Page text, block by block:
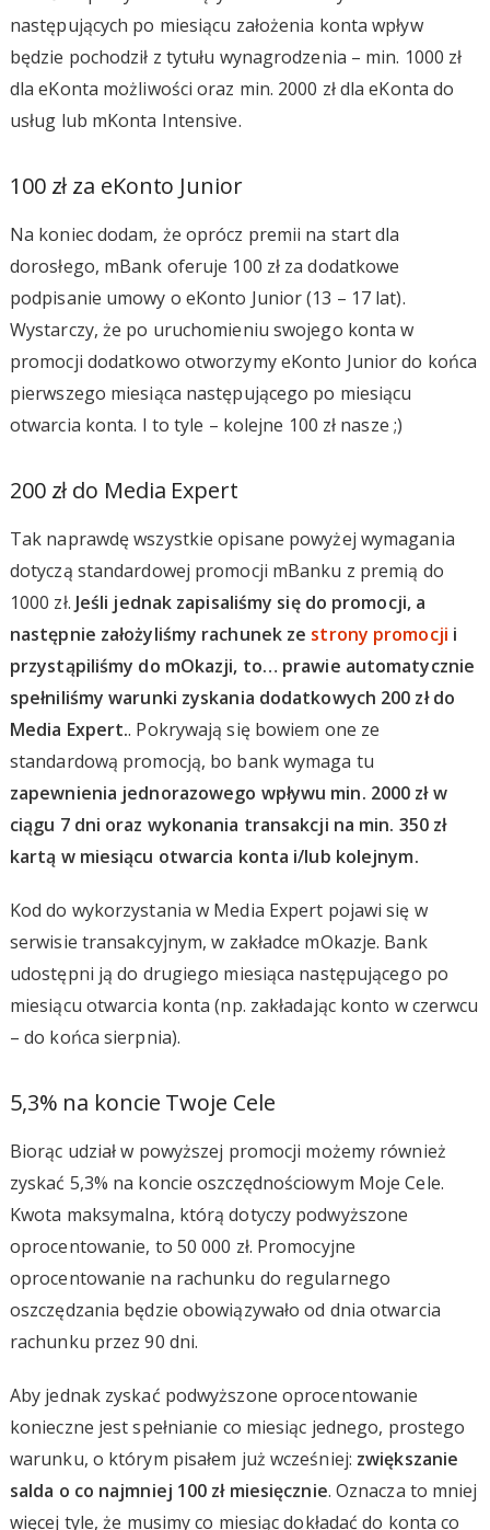
następujących po miesiącu założenia konta wpływ
będzie pochodził z tytułu wynagrodzenia – min. 1000 zł
dla eKonta możliwości oraz min. 2000 zł dla eKonta do
usług lub mKonta Intensive.
100 zł za eKonto Junior
Na koniec dodam, że oprócz premii na start dla
dorosłego, mBank oferuje 100 zł za dodatkowe
podpisanie umowy o eKonto Junior (13 – 17 lat).
Wystarczy, że po uruchomieniu swojego konta w
promocji dodatkowo otworzymy eKonto Junior do końca
pierwszego miesiąca następującego po miesiącu
otwarcia konta. I to tyle – kolejne 100 zł nasze ;)
200 zł do Media Expert
Tak naprawdę wszystkie opisane powyżej wymagania
dotyczą standardowej promocji mBanku z premią do
1000 zł. Jeśli jednak zapisaliśmy się do promocji, a
następnie założyliśmy rachunek ze strony promocji i
przystąpiliśmy do mOkazji, to… prawie automatycznie
spełniliśmy warunki zyskania dodatkowych 200 zł do
Media Expert.. Pokrywają się bowiem one ze
standardową promocją, bo bank wymaga tu
zapewnienia jednorazowego wpływu min. 2000 zł w
ciągu 7 dni oraz wykonania transakcji na min. 350 zł
kartą w miesiącu otwarcia konta i/lub kolejnym.
Kod do wykorzystania w Media Expert pojawi się w
serwisie transakcyjnym, w zakładce mOkazje. Bank
udostępni ją do drugiego miesiąca następującego po
miesiącu otwarcia konta (np. zakładając konto w czerwcu
– do końca sierpnia).
5,3% na koncie Twoje Cele
Biorąc udział w powyższej promocji możemy również
zyskać 5,3% na koncie oszczędnościowym Moje Cele.
Kwota maksymalna, którą dotyczy podwyższone
oprocentowanie, to 50 000 zł. Promocyjne
oprocentowanie na rachunku do regularnego
oszczędzania będzie obowiązywało od dnia otwarcia
rachunku przez 90 dni.
Aby jednak zyskać podwyższone oprocentowanie
konieczne jest spełnianie co miesiąc jednego, prostego
warunku, o którym pisałem już wcześniej: zwiększanie
salda o co najmniej 100 zł miesięcznie. Oznacza to mniej
więcej tyle, że musimy co miesiąc dokładać do konta co